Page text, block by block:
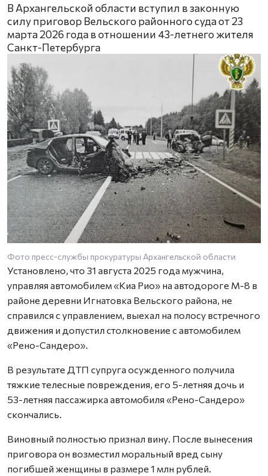
В Архангельской области вступил в законную
силу приговор Вельского районного суда от 23
марта 2026 года в отношении 43-летнего жителя
Санкт-Петербурга
Фото пресс-службы прокуратуры Архангельской области
Установлено, что 31 августа 2025 года мужчина,
управляя автомобилем «Киа Рио» на автодороге М-8 в
районе деревни Игнатовка Вельского района, не
справился с управлением, выехал на полосу встречного
движения и допустил столкновение с автомобилем
«Рено-Сандеро».
В результате ДТП супруга осужденного получила
тяжкие телесные повреждения, его 5-летняя дочь и
53-летняя пассажирка автомобиля «Рено-Сандеро»
скончались.
Виновный полностью признал вину. После вынесения
приговора он возместил моральный вред сыну
погибшей женщины в размере 1 млн рублей.